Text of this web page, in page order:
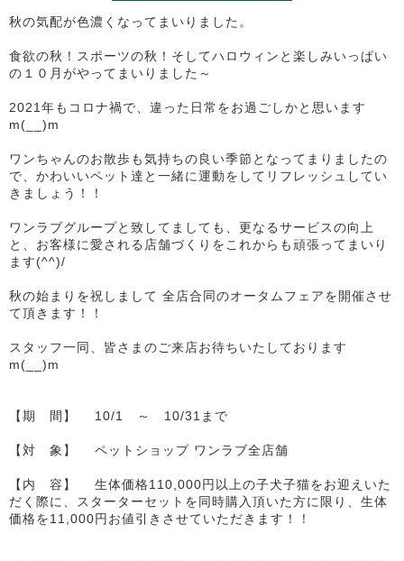
秋の気配が色濃くなってまいりました。
食欲の秋！スポーツの秋！そしてハロウィンと楽しみいっぱい
の１０月がやってまいりました～
2021年もコロナ禍で、違った日常をお過ごしかと思います
m(__)m
ワンちゃんのお散歩も気持ちの良い季節となってまりましたの
で、かわいいペット達と一緒に運動をしてリフレッシュしてい
きましょう！！
ワンラブグループと致してましても、更なるサービスの向上
と、お客様に愛される店舗づくりをこれからも頑張ってまいり
ます(^^)/
秋の始まりを祝しまして 全店合同のオータムフェアを開催させ
て頂きます！！
スタッフ一同、皆さまのご来店お待ちいたしております
m(__)m
【期 間】 10/1 ～ 10/31まで
【対 象】 ペットショップ ワンラブ全店舗
【内 容】 生体価格110,000円以上の子犬子猫をお迎えいた
だく際に、スターターセットを同時購入頂いた方に限り、生体
価格を11,000円お値引きさせていただきます！！